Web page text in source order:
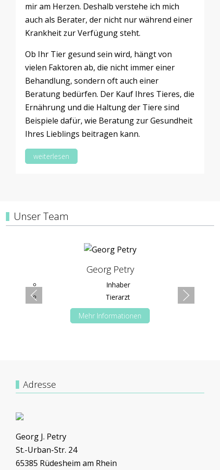
mir am Herzen. Deshalb verstehe ich mich
auch als Berater, der nicht nur während einer
Krankheit zur Verfügung steht.
Ob Ihr Tier gesund sein wird, hängt von
vielen Faktoren ab, die nicht immer einer
Behandlung, sondern oft auch einer
Beratung bedürfen. Der Kauf Ihres Tieres, die
Ernährung und die Haltung der Tiere sind
Beispiele dafür, wie Beratung zur Gesundheit
Ihres Lieblings beitragen kann.
weiterlesen
Unser Team
Georg Petry
Inhaber
Tierarzt
Mehr Informationen
Adresse
Georg J. Petry
St.-Urban-Str. 24
65385 Rüdesheim am Rhein